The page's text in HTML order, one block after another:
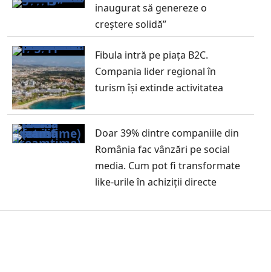
inaugurat să genereze o
creștere solidă”
Fibula intră pe piața B2C.
Compania lider regional în
turism își extinde activitatea
Doar 39% dintre companiile din
România fac vânzări pe social
media. Cum pot fi transformate
like-urile în achiziții directe